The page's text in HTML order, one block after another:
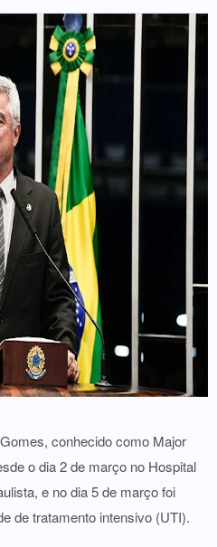
conhecido como Major
o dia 2 de março no Hospital
e no dia 5 de março foi
de tratamento intensivo (UTI).